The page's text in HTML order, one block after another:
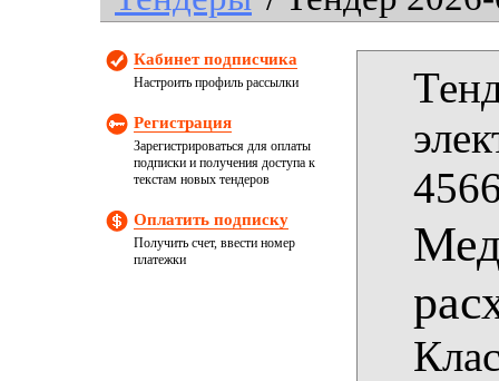
Кабинет подписчика
Настроить профиль рассылки
Регистрация
Зарегистрироваться для оплаты
подписки и получения доступа к
текстам новых тендеров
Оплатить подписку
Получить счет, ввести номер
платежки